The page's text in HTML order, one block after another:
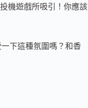
機遊戲所吸引！你應該
下這種氛圍嗎？和香